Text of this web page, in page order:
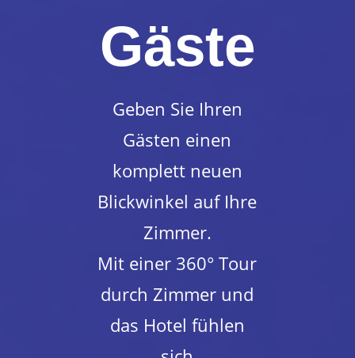
Gäste
Geben Sie Ihren
Gästen einen
komplett neuen
Blickwinkel auf Ihre
Zimmer.
Mit einer 360° Tour
durch Zimmer und
das Hotel fühlen